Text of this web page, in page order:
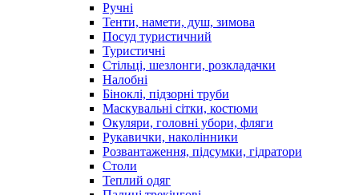
Ручні
Тенти, намети, душ, зимова
Посуд туристичний
Туристичні
Стільці, шезлонги, розкладачки
Налобні
Біноклі, підзорні труби
Маскувальні сітки, костюми
Окуляри, головні убори, фляги
Рукавички, наколінники
Розвантаження, підсумки, гідратори
Столи
Теплий одяг